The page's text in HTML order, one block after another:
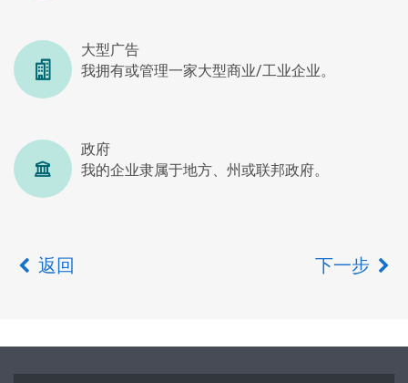
大型广告
我拥有或管理一家大型商业/工业企业。
政府
我的企业隶属于地方、州或联邦政府。
返回 下一步